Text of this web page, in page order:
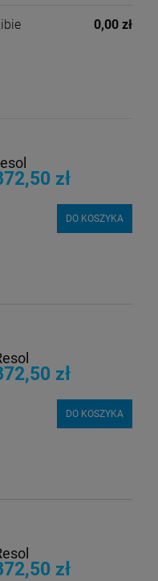
0,00 zł
zł
DO KOSZYKA
zł
DO KOSZYKA
zł